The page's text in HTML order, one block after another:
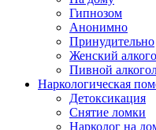
Гипнозом
Анонимно
Принудительно
Женский
Пивной
Наркологическая
Детоксикация
Снятие ломки
Нарколог на